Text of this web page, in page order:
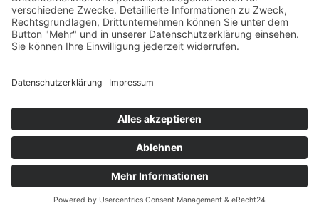
Kulturrat – alternative Mitbestimmung
SOCIAL MEDIA
IPA News